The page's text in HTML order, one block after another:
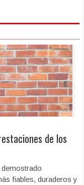
de los
fiables, duraderos y